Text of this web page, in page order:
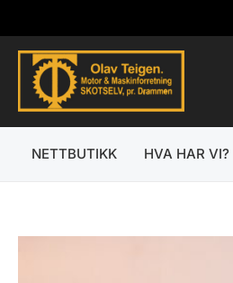
rett
innholdet
NETTBUTIKK HVA HAR VI?